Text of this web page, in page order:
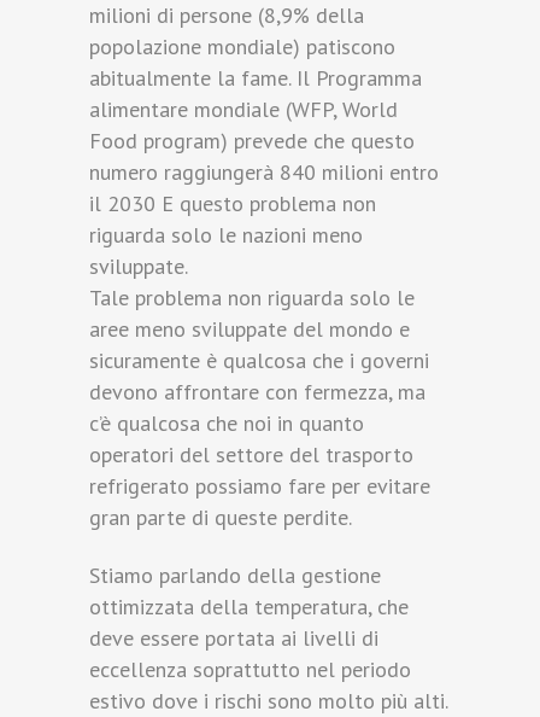
milioni di persone (8,9% della
popolazione mondiale) patiscono
abitualmente la fame. Il Programma
alimentare mondiale (WFP, World
Food program) prevede che questo
numero raggiungerà 840 milioni entro
il 2030 E questo problema non
riguarda solo le nazioni meno
sviluppate.
Tale problema non riguarda solo le
aree meno sviluppate del mondo e
sicuramente è qualcosa che i governi
devono affrontare con fermezza, ma
c’è qualcosa che noi in quanto
operatori del settore del trasporto
refrigerato possiamo fare per evitare
gran parte di queste perdite.
Stiamo parlando della gestione
ottimizzata della temperatura, che
deve essere portata ai livelli di
eccellenza soprattutto nel periodo
estivo dove i rischi sono molto più alti.